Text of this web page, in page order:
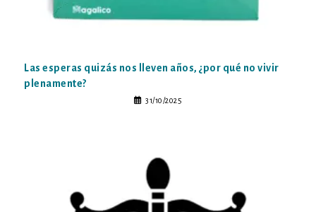
Las esperas quizás nos lleven años, ¿por qué no vivir
plenamente?
31/10/2025